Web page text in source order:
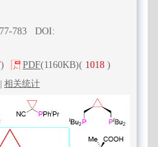
783 DOI:
) PDF(1160KB)( 1018 )
| 相关统计